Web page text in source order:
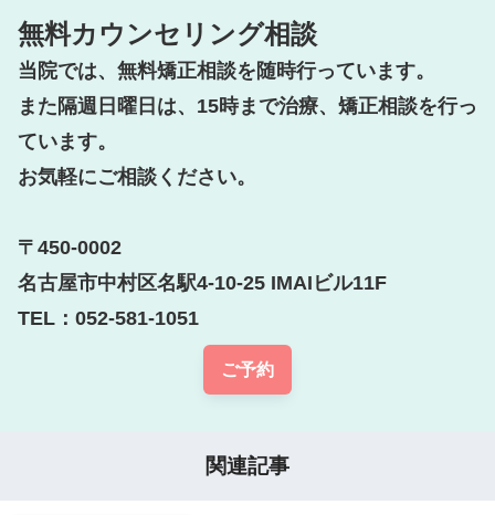
無料カウンセリング相談
当院では、無料矯正相談を随時行っています。
また隔週日曜日は、15時まで治療、矯正相談を行っ
ています。
お気軽にご相談ください。
〒450-0002
名古屋市中村区名駅4-10-25 IMAIビル11F
TEL：052-581-1051
ご予約
関連記事